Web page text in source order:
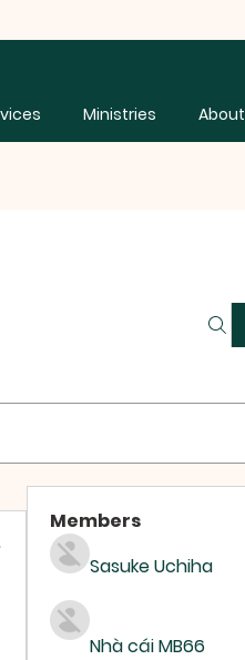
Ministries About
Members
Sasuke Uchiha
Nhà cái MB66